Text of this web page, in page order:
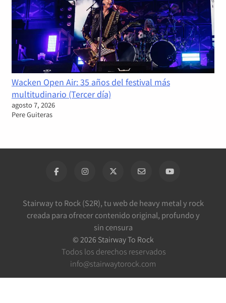
Wacken Open Air: 35 años del festival más
multitudinario (Tercer día)
agosto 7, 2026
Pere Guiteras
Stairway to Rock (S2R), tu web de heavy metal y rock
creada para ofrecer contenido original, profundo y
sin censura
© 2026 Stairway To Rock
Todos los derechos reservados
info@stairwaytorock.com